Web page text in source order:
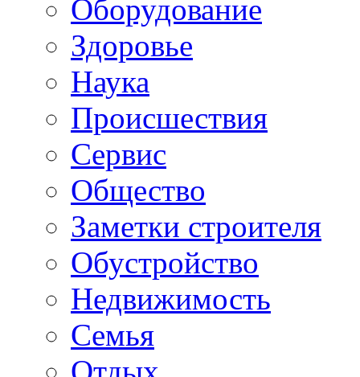
Oборудование
Здоровье
Наука
Происшествия
Сервис
Общество
Заметки строителя
Обустройство
Недвижимость
Семья